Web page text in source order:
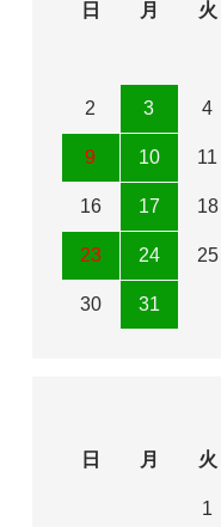
日
月 火
2 3 4
9 10 11
16 17 18
23 24 25
30 31
日
月 火
1